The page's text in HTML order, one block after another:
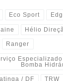
Eco Sport
Hélio
Ranger
Bomba
/ DF TRW